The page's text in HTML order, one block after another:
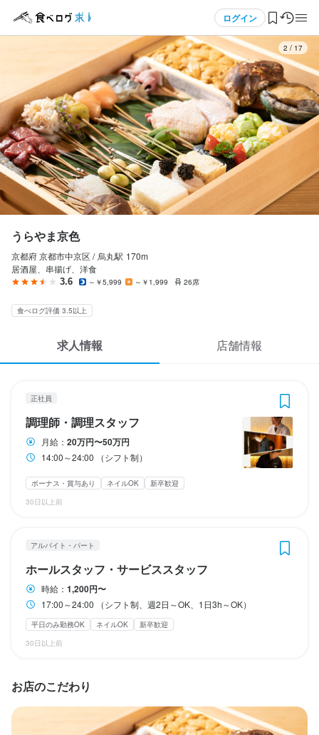
ログイン
ログイン・無料会員登録
食べログ求人TOP
求人検索
マイページ管理
気になる求人
検索履歴・保存した条件
ヘルプ・お問い合わせフォーム
掲載をご検討の店舗様へ
食べログ求人PRESS
プライバシーポリシー
3 / 17
うらやま京色
京都府 京都市中京区 / 烏丸駅 170m
居酒屋、串揚げ、洋食
3.6 ～￥5,999 ～￥1,999 26席
食べログ評価 3.5以上
求人情報 店舗情報
正社員
調理師・調理スタッフ
月給： 20万円〜50万円
14:00～24:00 （シフト制）
ボーナス・賞与あり ネイルOK
新卒歓迎
30日以上前
アルバイト・パート
ホールスタッフ・サービススタッフ
時給： 1,200円〜
17:00～24:00 （シフト制、週2日～OK、1日3h～OK）
平日のみ勤務OK ネイルOK
新卒歓迎
30日以上前
お店のこだわり
調理師・調理スタッフ
調理師・調理スタッフ
研修期間なし。
勤務時間
14:00～24:00
（シフト制）
応募画面へ進む
うらやま京色
ホールスタッフ・サービススタッフ
ホールスタッフ・サービススタッフ
時給1,200円〜
交通費支給
研修期間
給与補足
交通費支給：1日300円。
17:00～24:00
（シフト制、週2日～OK、1日3h～OK）
週2日からOK
休日・休暇
日曜定休 平日のみ勤務OK(土日休み) 土日祝のみ勤務OK
待遇
・契約期間の定めなし
・受動喫煙防止措置：屋内原則禁煙
まかない・食事補助あり 制服貸与 社内イベントあり(旅行、BBQ等)
ネイルOK ピアスOK
履歴書不要 学歴不問
駅チカ(徒歩5分以内)
スタッフの平均年齢20代 面接1回
応募画面へ進む